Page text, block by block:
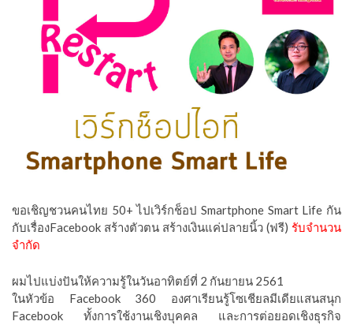
ขอเชิญชวนคนไทย 50+ ไปเวิร์กช็อป Smartphone Smart Life กัน
กับเรื่องFacebook สร้างตัวตน สร้างเงินแค่ปลายนิ้ว (ฟรี) รับจำนวน
จำกัด
ผมไปแบ่งปันให้ความรู้ในวันอาทิตย์ที่ 2 กันยายน 2561
ในหัวข้อ Facebook 360 องศาเรียนรู้โซเชียลมีเดียแสนสนุก
Facebook ทั้งการใช้งานเชิงบุคคล และการต่อยอดเชิงธุรกิจ